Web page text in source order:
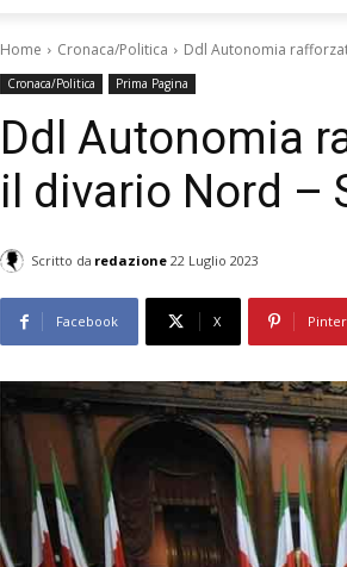
Home Cronaca/Politica Ddl Autonomia
Cronaca/Politica Prima Pagina
Ddl Autonomia
il divario Nord –
Scritto da redazione 22 Luglio 2023
Facebook X